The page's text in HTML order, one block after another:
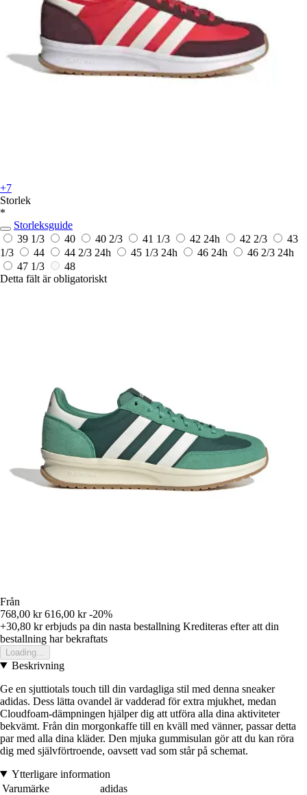
+7
Storlek
*
Storleksguide
39 1/3
40 40 2/3 41 1/3 42 24h 42 2/3
43
1/3
44 44 2/3 24h 45 1/3 24h 46 24h 46 2/3 24h
47 1/3
48
Detta fält är obligatoriskt
Från
768,00 kr 616,00 kr -20%
+30,80 krerbjuds pa din nasta bestallning Krediteras efter att din
bestallning har bekraftats
Loading...
Beskrivning
Ge en sjuttiotals touch till din vardagliga stil med denna sneaker
adidas. Dess lätta ovandel är vadderad för extra mjukhet, medan
Cloudfoam-dämpningen hjälper dig att utföra alla dina aktiviteter
bekvämt. Från din morgonkaffe till en kväll med vänner, passar detta
par med alla dina kläder. Den mjuka gummisulan gör att du kan röra
dig med självförtroende, oavsett vad som står på schemat.
Ytterligare information
Varumärke
adidas